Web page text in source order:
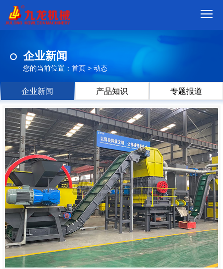
品
视
频
现
场
方
案
动
态
联
系
郑
州
市
九
企业新闻
您的当前位置： 首页 > 动态
企业新闻 产品知识 专题报道